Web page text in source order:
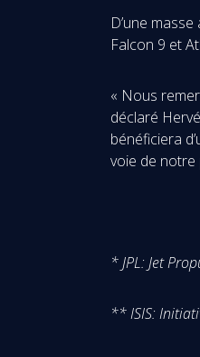
D’une
Falcon 9 et
« Nous
déclaré
bénéficiera
voie de notre
* JPL: Jet
** ISIS: